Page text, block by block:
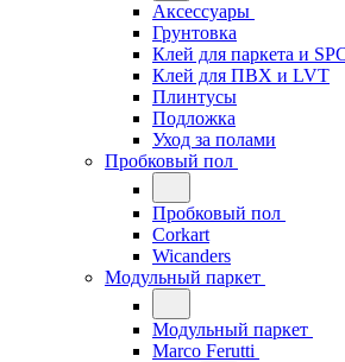
Аксессуары
Грунтовка
Клей для паркета и
Клей для ПВХ и LVT
Плинтусы
Подложка
Уход за полами
Пробковый пол
Пробковый пол
Corkart
Wicanders
Модульный паркет
Модульный паркет
Marco Ferutti